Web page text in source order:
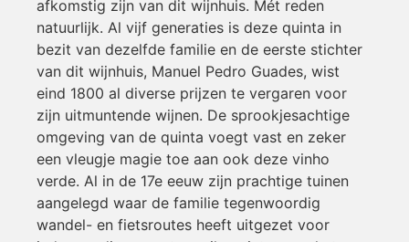
afkomstig zijn van dit wijnhuis. Mét reden
natuurlijk. Al vijf generaties is deze quinta in
bezit van dezelfde familie en de eerste stichter
van dit wijnhuis, Manuel Pedro Guades, wist
eind 1800 al diverse prijzen te vergaren voor
zijn uitmuntende wijnen. De sprookjesachtige
omgeving van de quinta voegt vast en zeker
een vleugje magie toe aan ook deze vinho
verde. Al in de 17e eeuw zijn prachtige tuinen
aangelegd waar de familie tegenwoordig
wandel- en fietsroutes heeft uitgezet voor